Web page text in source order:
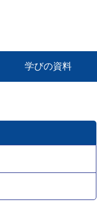
学びの資料